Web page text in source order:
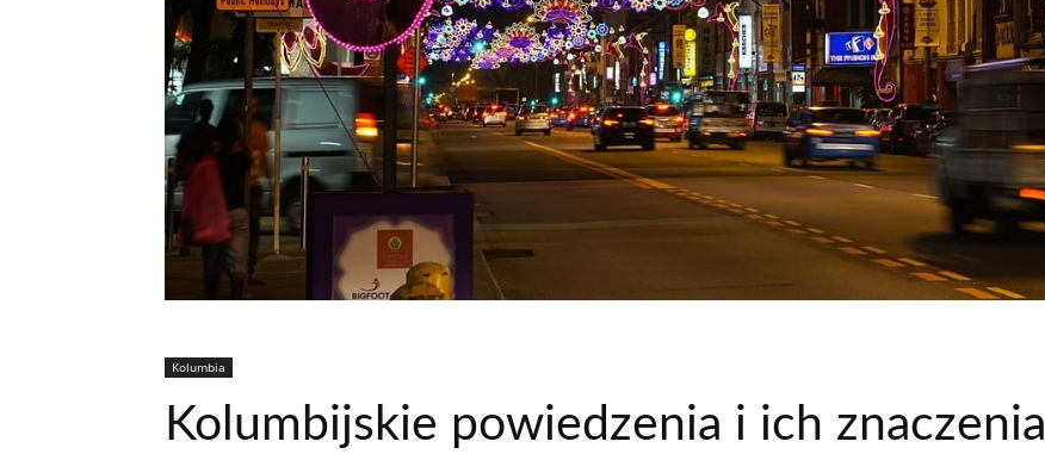
Kolumbia
Kolumbijskie powiedzenia i ich znaczenia